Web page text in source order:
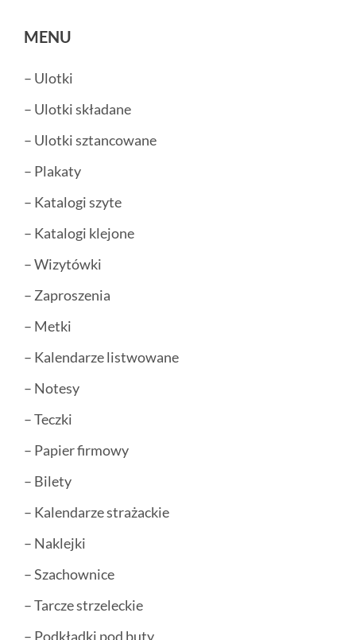
MENU
– Ulotki
– Ulotki składane
– Ulotki sztancowane
– Plakaty
– Katalogi szyte
– Katalogi klejone
– Wizytówki
– Zaproszenia
– Metki
– Kalendarze listwowane
– Notesy
– Teczki
– Papier firmowy
– Bilety
– Kalendarze strażackie
– Naklejki
– Szachownice
– Tarcze strzeleckie
– Podkładki pod buty